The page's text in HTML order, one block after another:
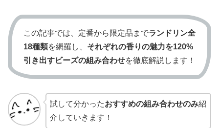
この記事では、定番から限定品までランドリン全
18種類を網羅し、 それぞれの香りの魅力を120%
引き出すビーズの組み合わせを徹底解説します！
試して分かったおすすめの組み合わせのみ紹
介していきます！